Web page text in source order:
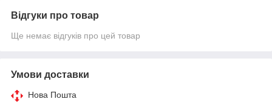
Відгуки про товар
Ще немає відгуків про цей товар
Умови доставки
Нова Пошта